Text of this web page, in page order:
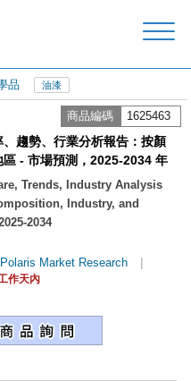
品 油漆
商品編碼 1625463
趨勢、行業分析報告：按顏
- 市場預測，2025-2034 年
Trends, Industry Analysis
Industry, and
2034
Polaris Market Research |
作天內